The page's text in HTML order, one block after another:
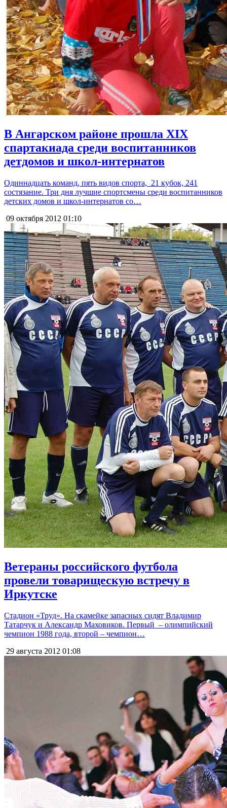
В Ангарском районе прошла XIX
спартакиада среди воспитанников
детдомов и школ-интернатов
Одиннадцать команд, пять видов спорта, 21 кубок, 241
состязание. Три дня лучшие спортсмены среди воспитанников
детских домов и школ-интернатов со…
09 октября 2012 01:10
Ветераны российского футбола
провели товарищескую встречу в
Иркутске
Стадион «Труд». На скамейке запасных сидят Владимир
Татарчук и Александр Маховиков. Первый – олимпийский
чемпион 1988 года, второй – чемпион…
29 августа 2012 01:08